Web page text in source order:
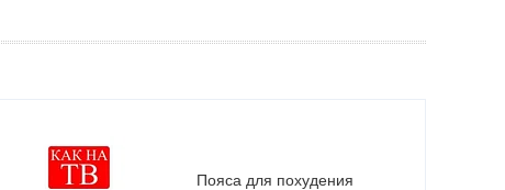
Пояса для похудения